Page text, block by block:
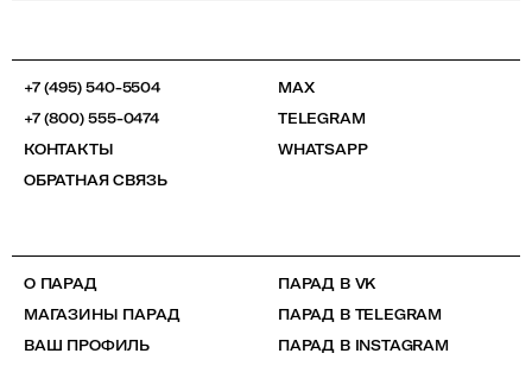
+7 (495) 540-5504
+7 (800) 555-0474
КОНТАКТЫ
ОБРАТНАЯ СВЯЗЬ
MAX
TELEGRAM
WHATSAPP
О ПАРАД
МАГАЗИНЫ ПАРАД
ВАШ ПРОФИЛЬ
ПАРАД В VK
ПАРАД В TELEGRAM
ПАРАД В INSTAGRAM